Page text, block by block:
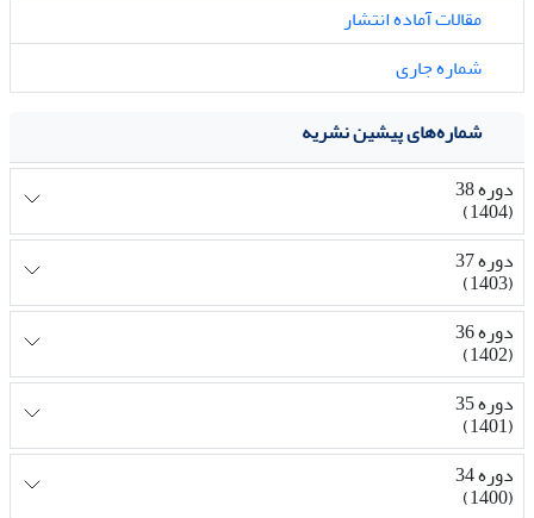
مقالات آماده انتشار
شماره جاری
شماره‌های پیشین نشریه
دوره 38
(1404)
دوره 37
(1403)
دوره 36
(1402)
دوره 35
(1401)
دوره 34
(1400)